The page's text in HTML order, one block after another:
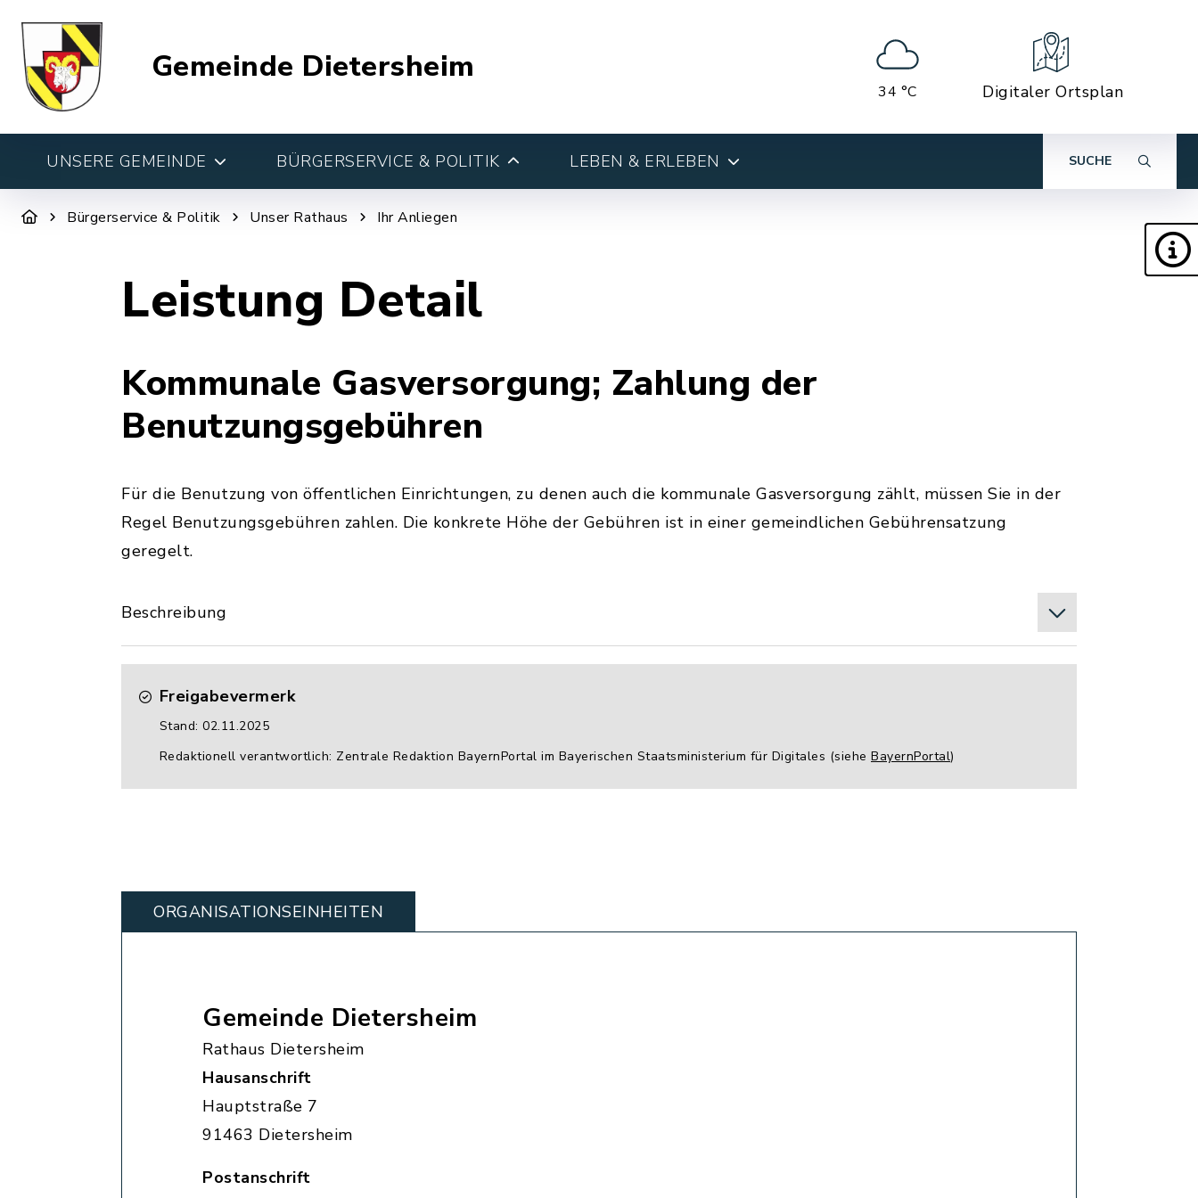
Gemeinde Dietersheim
34 °C Digitaler Ortsplan
UNSERE GEMEINDE BÜRGERSERVICE & POLITIK LEBEN & ERLEBEN SUCHE
Bürgerservice & Politik Unser Rathaus Ihr Anliegen
Leistung Detail
Kommunale Gasversorgung; Zahlung der
Benutzungsgebühren
Für die Benutzung von öffentlichen Einrichtungen, zu denen auch die kommunale Gasversorgung zählt, müssen Sie in der
Regel Benutzungsgebühren zahlen. Die konkrete Höhe der Gebühren ist in einer gemeindlichen Gebührensatzung
geregelt.
Beschreibung
Freigabevermerk
Stand: 02.11.2025
Redaktionell verantwortlich: Zentrale Redaktion BayernPortal im Bayerischen Staatsministerium für Digitales (siehe BayernPortal)
ORGANISATIONS­EINHEITEN
Gemeinde Dietersheim
Rathaus Dietersheim
Hausanschrift
Hauptstraße 7
91463 Dietersheim
Postanschrift